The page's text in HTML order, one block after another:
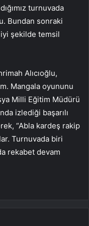
turnuvada
Bundan sonraki
şekilde temsil
Alıcıoğlu,
Mangala oyununu
Milli Eğitim Müdürü
izlediği başarılı
“Abla kardeş rakip
Turnuvada biri
rekabet devam